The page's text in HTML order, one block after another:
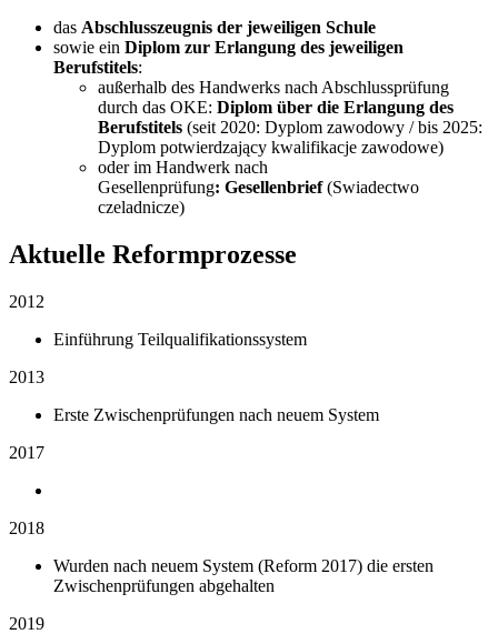
das Abschlusszeugnis der jeweiligen Schule
sowie ein Diplom zur Erlangung des jeweiligen
Berufstitels:
außerhalb des Handwerks nach Abschlussprüfung
durch das OKE: Diplom über die Erlangung des
Berufstitels (seit 2020: Dyplom zawodowy / bis 2025:
Dyplom potwierdzający kwalifikacje zawodowe)
oder im Handwerk nach
Gesellenprüfung: Gesellenbrief(Swiadectwo
czeladnicze)
Aktuelle Reformprozesse
2012
Einführung Teilqualifikationssystem
2013
Erste Zwischenprüfungen nach neuem System
2017
2018
Wurden nach neuem System (Reform 2017) die ersten
Zwischenprüfungen abgehalten
2019